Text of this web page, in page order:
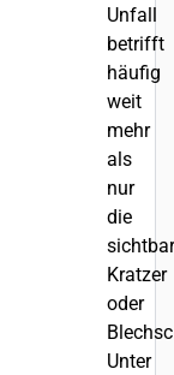
Unfall
betrifft
häufig
weit
mehr
als
nur
die
Kratzer
oder
Unter